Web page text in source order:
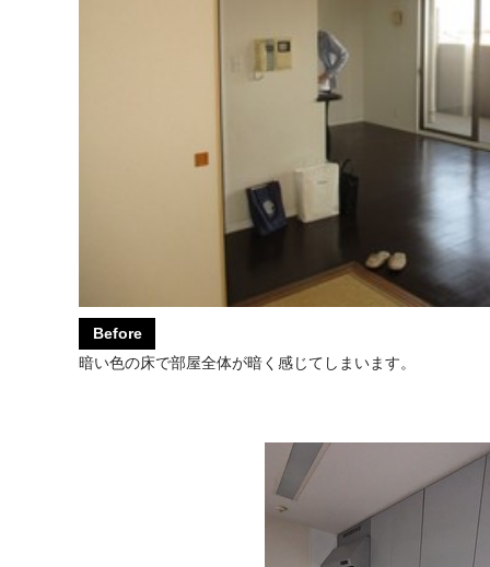
Before
暗い色の床で部屋全体が暗く感じてしまいます。